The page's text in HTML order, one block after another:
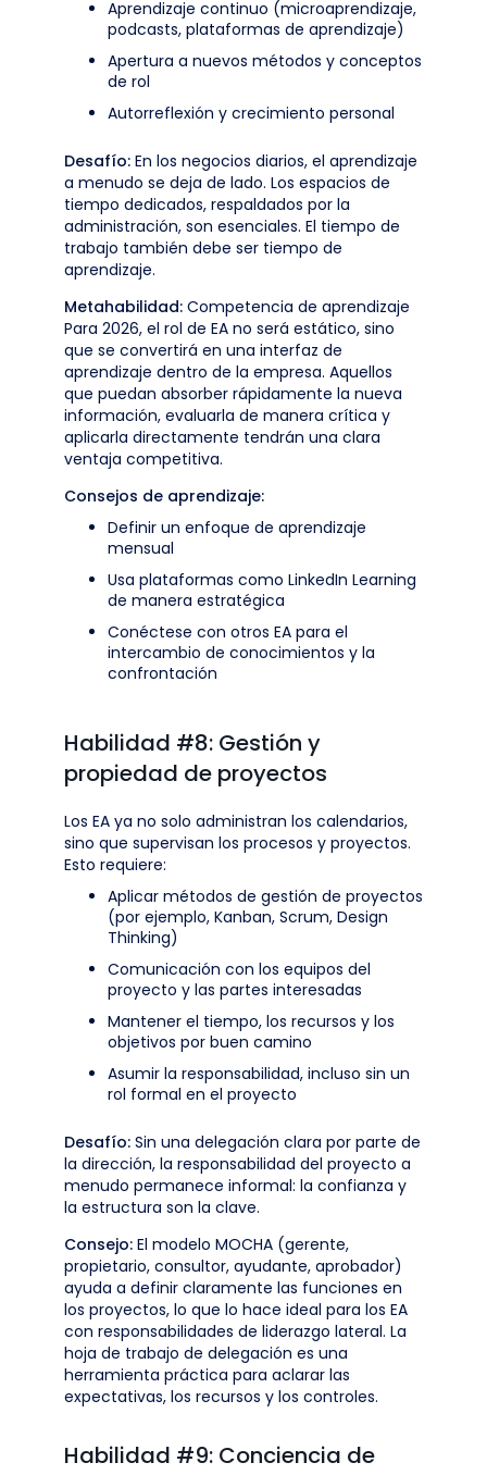
Aprendizaje continuo (microaprendizaje,
podcasts, plataformas de aprendizaje)
Apertura a nuevos métodos y conceptos
de rol
Autorreflexión y crecimiento personal
Desafío: En los negocios diarios, el aprendizaje
a menudo se deja de lado. Los espacios de
tiempo dedicados, respaldados por la
administración, son esenciales. El tiempo de
trabajo también debe ser tiempo de
aprendizaje.
Metahabilidad: Competencia de aprendizaje
Para 2026, el rol de EA no será estático, sino
que se convertirá en una interfaz de
aprendizaje dentro de la empresa. Aquellos
que puedan absorber rápidamente la nueva
información, evaluarla de manera crítica y
aplicarla directamente tendrán una clara
ventaja competitiva.
Consejos de aprendizaje:
Definir un enfoque de aprendizaje
mensual
Usa plataformas como LinkedIn Learning
de manera estratégica
Conéctese con otros EA para el
intercambio de conocimientos y la
confrontación
Habilidad #8: Gestión y
propiedad de proyectos
Los EA ya no solo administran los calendarios,
sino que supervisan los procesos y proyectos.
Esto requiere:
Aplicar métodos de gestión de proyectos
(por ejemplo, Kanban, Scrum, Design
Thinking)
Comunicación con los equipos del
proyecto y las partes interesadas
Mantener el tiempo, los recursos y los
objetivos por buen camino
Asumir la responsabilidad, incluso sin un
rol formal en el proyecto
Desafío: Sin una delegación clara por parte de
la dirección, la responsabilidad del proyecto a
menudo permanece informal: la confianza y
la estructura son la clave.
Consejo: El modelo MOCHA (gerente,
propietario, consultor, ayudante, aprobador)
ayuda a definir claramente las funciones en
los proyectos, lo que lo hace ideal para los EA
con responsabilidades de liderazgo lateral. La
hoja de trabajo de delegación es una
herramienta práctica para aclarar las
expectativas, los recursos y los controles.
Habilidad #9: Conciencia de